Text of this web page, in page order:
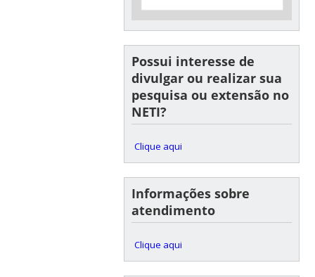
Possui interesse de
divulgar ou realizar sua
pesquisa ou extensão no
NETI?
Clique aqui
Informações sobre
atendimento
Clique aqui